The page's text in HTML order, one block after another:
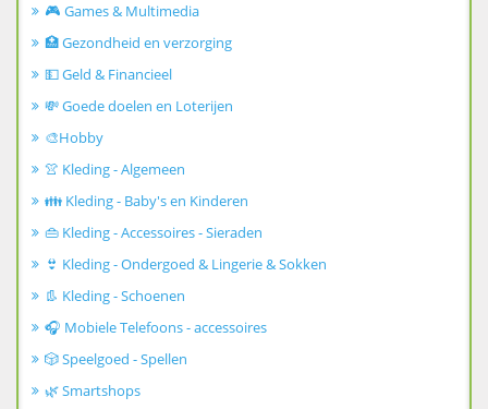
🎮 Games & Multimedia
🏥 Gezondheid en verzorging
💵 Geld & Financieel
💸 Goede doelen en Loterijen
🎨Hobby
👚 Kleding - Algemeen
👪 Kleding - Baby's en Kinderen
👜 Kleding - Accessoires - Sieraden
👙 Kleding - Ondergoed & Lingerie & Sokken
👢 Kleding - Schoenen
🎧 Mobiele Telefoons - accessoires
🎲 Speelgoed - Spellen
🌿 Smartshops